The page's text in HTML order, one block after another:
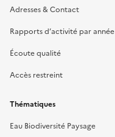
Adresses & Contact
Rapports d’activité par année
Écoute qualité
Accès restreint
Thématiques
Eau Biodiversité Paysage